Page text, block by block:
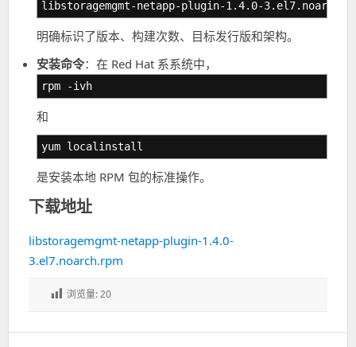
libstoragemgmt-netapp-plugin-1.4.0-
明确标识了版本、构建次数、目标发行版和架构。
安装命令：在 Red Hat 系系统中，
rpm -ivh
和
yum localinstall
是安装本地 RPM 包的标准操作。
下载地址
libstoragemgmt-netapp-plugin-1.4.0-
3.el7.noarch.rpm
浏览量:20